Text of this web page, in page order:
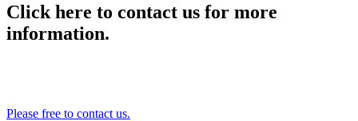
Click here to contact us for more
information.
Please free to contact us.